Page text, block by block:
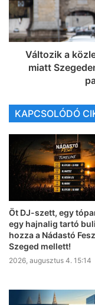
Változik a
miatt
KAPCSOLÓDÓ
Öt DJ-szett, egy
egy hajnalig tartó
hozza a Nádastó
Szeged mellett!
2026, augusztus 4. 15:14